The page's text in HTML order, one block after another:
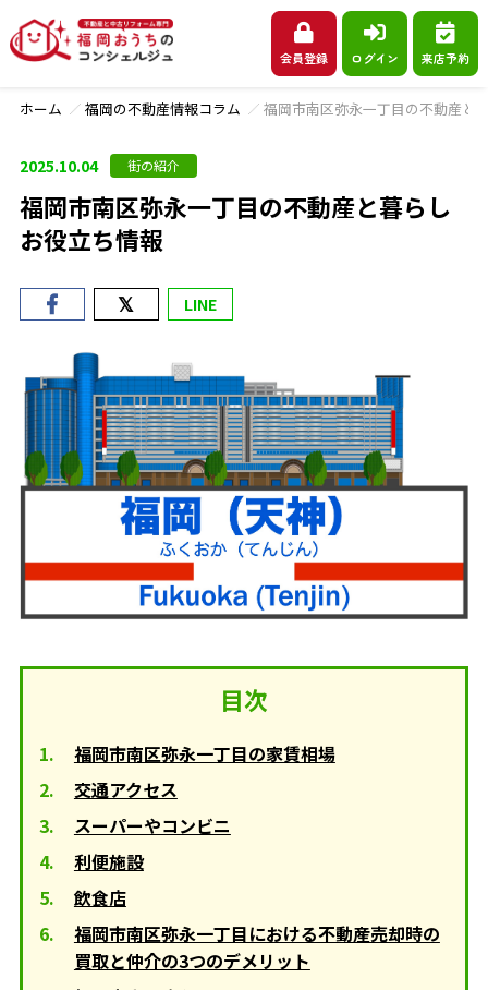
会員登録 ログイン 来店予約
ホーム 福岡の不動産情報コラム 福岡市南区弥永一丁目の不動産と
2025.10.04 街の紹介
福岡市南区弥永一丁目の不動産と暮らし
お役立ち情報
LINE
目次
福岡市南区弥永一丁目の家賃相場
交通アクセス
スーパーやコンビニ
利便施設
飲食店
福岡市南区弥永一丁目における不動産売却時の
買取と仲介の3つのデメリット